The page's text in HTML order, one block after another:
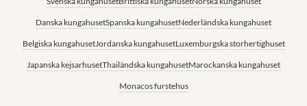
Danska kungahusetSpanska kungahusetNederländska kungahuset
Belgiska kungahusetJordanska kungahusetLuxemburgska storhertighuset
Japanska kejsarhusetThailändska kungahusetMarockanska kungahuset
Monacos furstehus